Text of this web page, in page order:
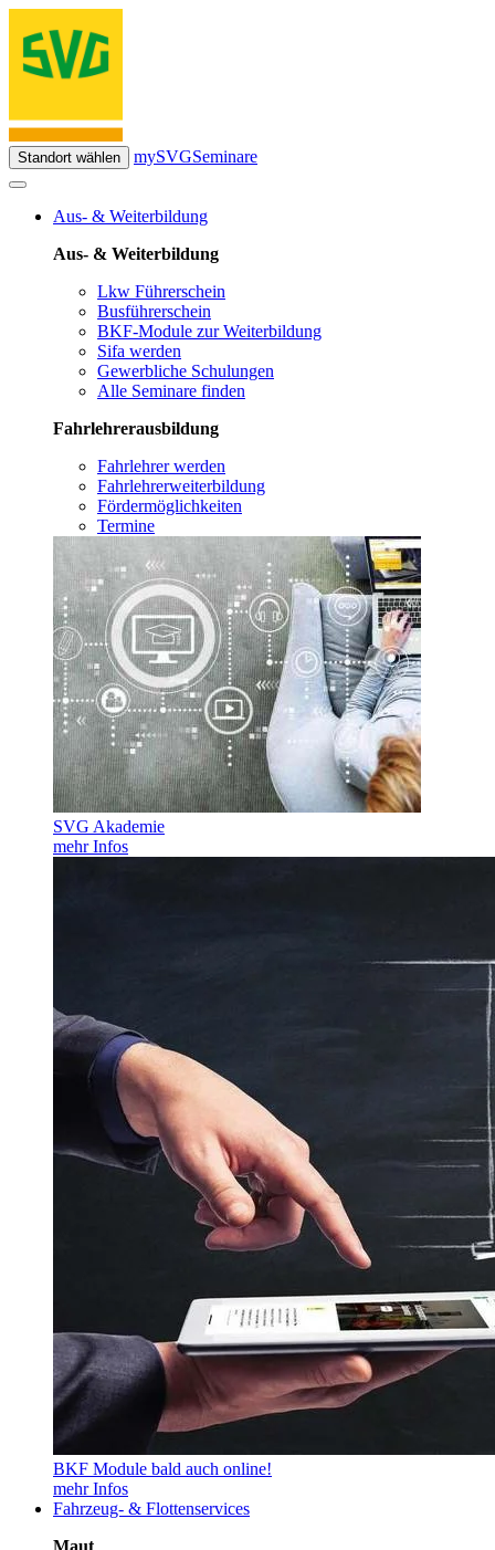
Standort wählen mySVGSeminare
Aus- & Weiterbildung
Aus- & Weiterbildung
Lkw Führerschein
Busführerschein
BKF-Module zur Weiterbildung
Sifa werden
Gewerbliche Schulungen
Alle Seminare finden
Fahrlehrerausbildung
Fahrlehrer werden
Fahrlehrerweiterbildung
Fördermöglichkeiten
Termine
SVG Akademie
mehr Infos
BKF Module bald auch online!
mehr Infos
Fahrzeug- & Flottenservices
Maut